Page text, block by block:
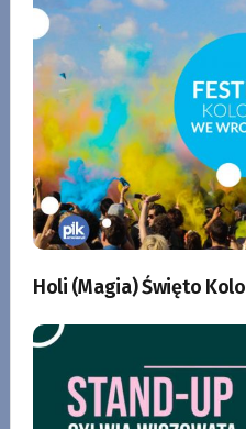
Holi (Magia) Święto